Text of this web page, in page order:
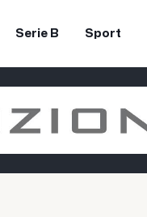
Serie B Sport